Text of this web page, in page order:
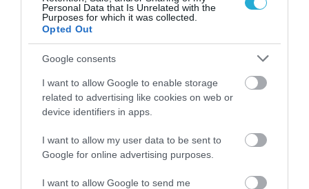
Personal Data that Is Unrelated with the
Purposes for which it was collected.
Opted Out
Google consents
I want to allow Google to enable storage
related to advertising like cookies on web or
device identifiers in apps.
I want to allow my user data to be sent to
Google for online advertising purposes.
I want to allow Google to send me
08.08.2026
Νέο άλμα στις διεθνείς τιμές των τροφίμων
– Σε υψηλό τριετίας